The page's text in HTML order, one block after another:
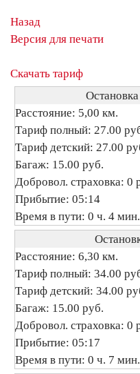
Назад
Версия для печати
Скачать тариф
Остановка
Расстояние: 5,00 км.
Тариф полный: 27.00
Тариф детский: 27.00
Багаж: 15.00 руб.
Добровол. страховка: 0
Прибытие: 05:14
Время в пути: 0 ч. 4 мин.
Расстояние: 6,30 км.
Тариф полный: 34.00
Тариф детский: 34.00
Багаж: 15.00 руб.
Добровол. страховка: 0
Прибытие: 05:17
Время в пути: 0 ч. 7 мин.